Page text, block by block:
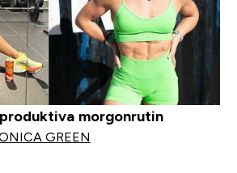
morgonrutin
GREEN